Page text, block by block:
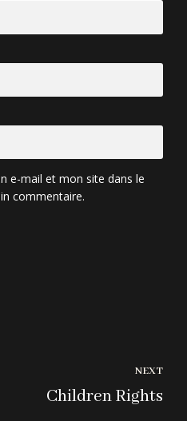
e-mail et mon site dans le
commentaire.
NEXT
Children Rights